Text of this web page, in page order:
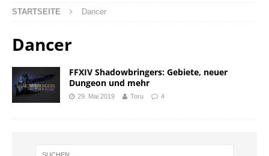
STARTSEITE Dancer
Dancer
FFXIV Shadowbringers: Gebiete, neuer
Dungeon und mehr
29. Mai 2019 Toru 4